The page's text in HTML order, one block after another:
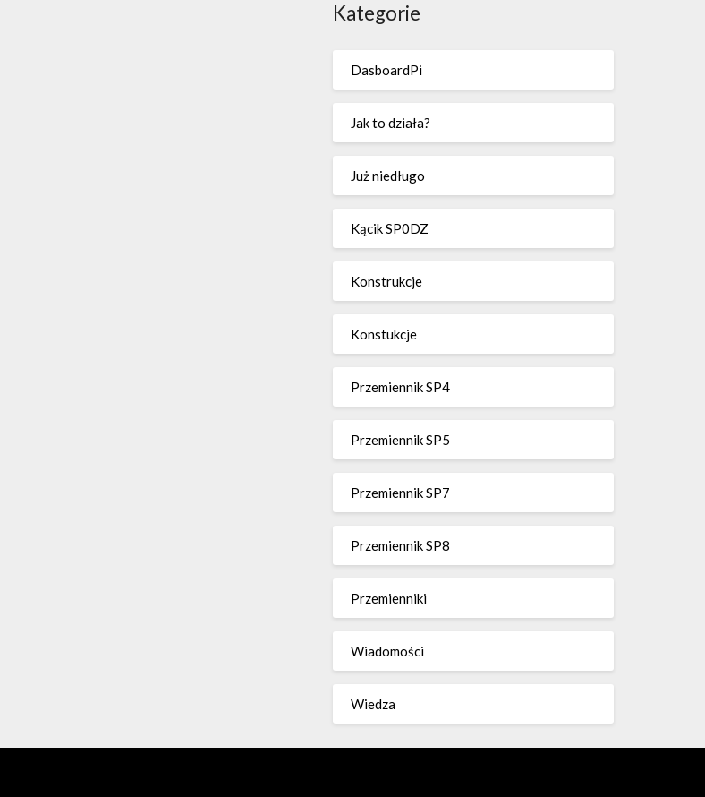
Kategorie
DasboardPi
Jak to działa?
Już niedługo
Kącik SP0DZ
Konstrukcje
Konstukcje
Przemiennik SP4
Przemiennik SP5
Przemiennik SP7
Przemiennik SP8
Przemienniki
Wiadomości
Wiedza